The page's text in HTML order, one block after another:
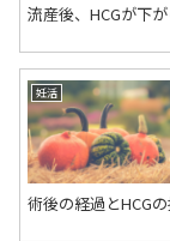
流産後、HCGが下
妊活
術後の経過とHCG